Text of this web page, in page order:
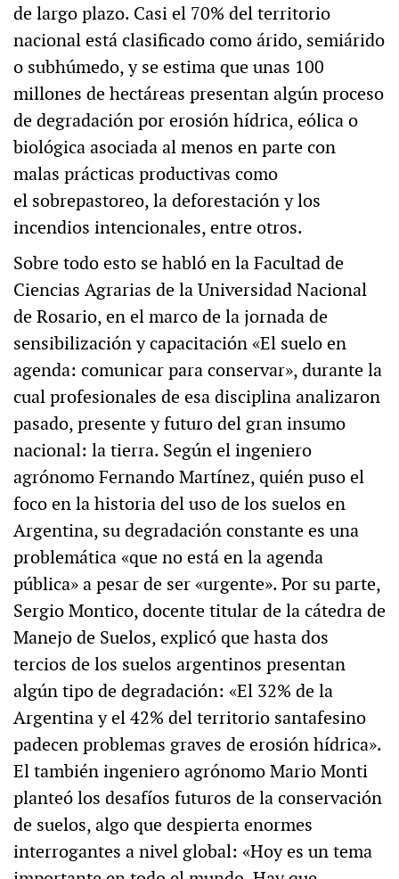
de largo plazo. Casi el 70% del territorio
nacional está clasificado como árido, semiárido
o subhúmedo, y se estima que unas 100
millones de hectáreas presentan algún proceso
de degradación por erosión hídrica, eólica o
biológica asociada al menos en parte con
malas prácticas productivas como
el sobrepastoreo, la deforestación y los
incendios intencionales, entre otros.
Sobre todo esto se habló en la Facultad de
Ciencias Agrarias de la Universidad Nacional
de Rosario, en el marco de la jornada de
sensibilización y capacitación «El suelo en
agenda: comunicar para conservar», durante la
cual profesionales de esa disciplina analizaron
pasado, presente y futuro del gran insumo
nacional: la tierra. Según el ingeniero
agrónomo Fernando Martínez, quién puso el
foco en la historia del uso de los suelos en
Argentina, su degradación constante es una
problemática «que no está en la agenda
pública» a pesar de ser «urgente». Por su parte,
Sergio Montico, docente titular de la cátedra de
Manejo de Suelos, explicó que hasta dos
tercios de los suelos argentinos presentan
algún tipo de degradación: «El 32% de la
Argentina y el 42% del territorio santafesino
padecen problemas graves de erosión hídrica».
El también ingeniero agrónomo Mario Monti
planteó los desafíos futuros de la conservación
de suelos, algo que despierta enormes
interrogantes a nivel global: «Hoy es un tema